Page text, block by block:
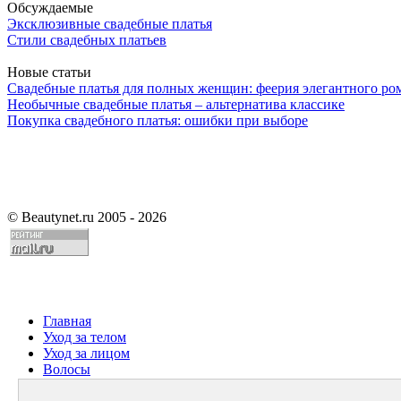
Обсуждаемые
Эксклюзивные свадебные платья
Стили свадебных платьев
Новые статьи
Свадебные платья для полных женщин: феерия элегантного
Необычные свадебные платья – альтернатива классике
Покупка свадебного платья: ошибки при выборе
© Beautynet.ru 2005 - 2026
Главная
Уход за телом
Уход за лицом
Волосы